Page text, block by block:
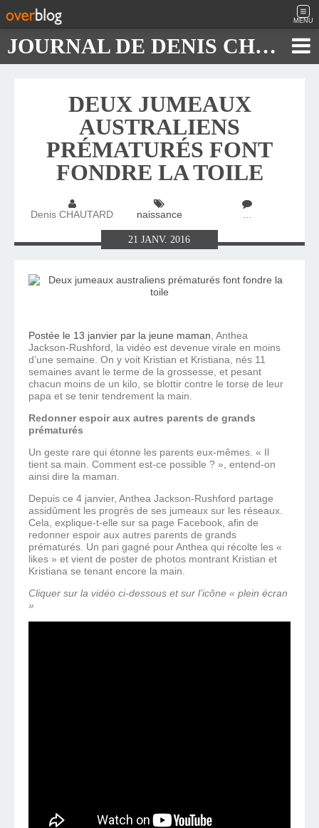
MENU
JOURNAL DE DENIS CHAUTARD
DEUX JUMEAUX
AUSTRALIENS
PRÉMATURÉS FONT
FONDRE LA TOILE
Denis CHAUTARD naissance …
21JANV.2016
Postée le 13 janvier par la jeune maman, Anthea
Jackson-Rushford, la vidéo est devenue virale en moins
d’une semaine. On y voit Kristian et Kristiana, nés 11
semaines avant le terme de la grossesse, et pesant
chacun moins de un kilo, se blottir contre le torse de leur
papa et se tenir tendrement la main.
Redonner espoir aux autres parents de grands
prématurés
Un geste rare qui étonne les parents eux-mêmes. « Il
tient sa main. Comment est-ce possible ? », entend-on
ainsi dire la maman.
Depuis ce 4 janvier, Anthea Jackson-Rushford partage
assidûment les progrès de ses jumeaux sur les réseaux.
Cela, explique-t-elle sur sa page Facebook, afin de
redonner espoir aux autres parents de grands
prématurés. Un pari gagné pour Anthea qui récolte les «
likes » et vient de poster de photos montrant Kristian et
Kristiana se tenant encore la main.
Cliquer sur la vidéo ci-dessous et sur l’icône « plein écran
»